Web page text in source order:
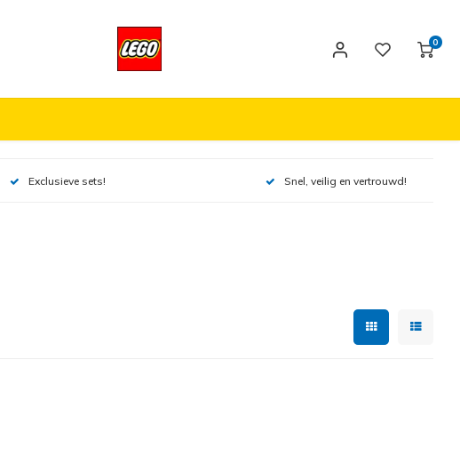
0
Exclusieve sets! Snel, veilig en vertrouwd!